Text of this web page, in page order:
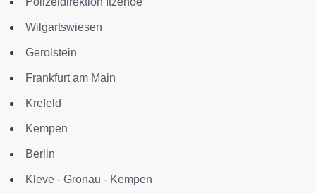
Wilgartswiesen
Gerolstein
Frankfurt am Main
Krefeld
Kempen
Berlin
Kleve - Gronau - Kempen